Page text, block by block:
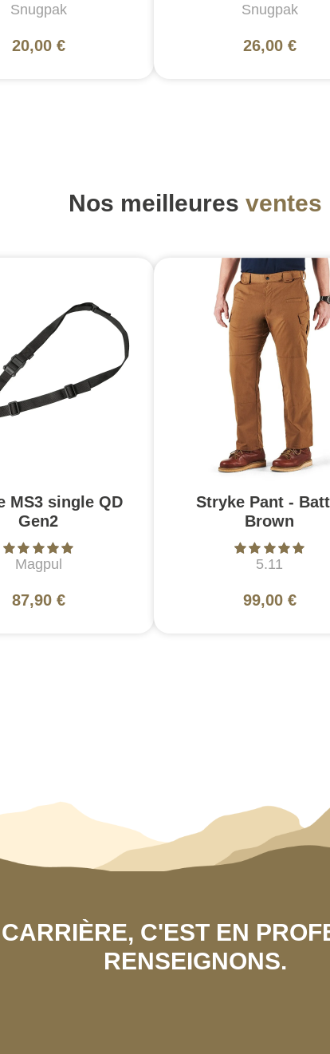
Snugpak
20,00 €
Snugpak
26,00 €
Nos meilleures ventes
MS3 single QD
Gen2
Magpul
87,90 €
Stryke Pant -
Brown
5.11
99,00 €
C'EST EN
RENSEIGNONS.